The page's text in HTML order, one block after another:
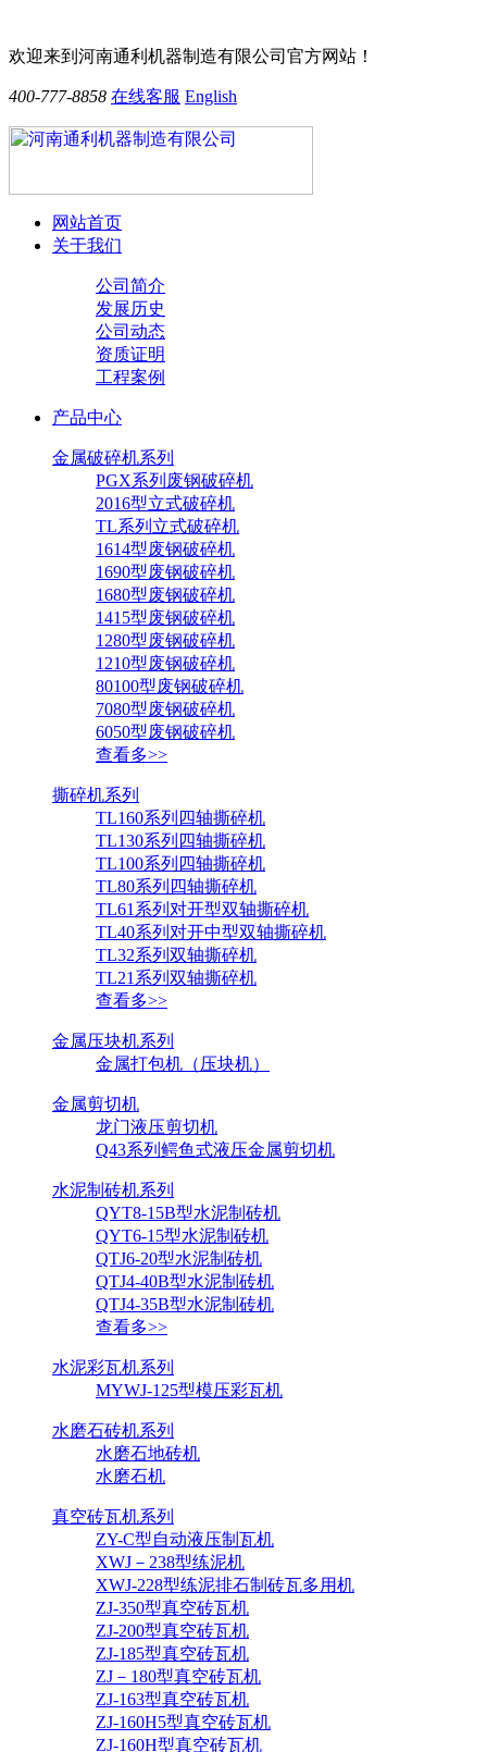
欢迎来到河南通利机器制造有限公司官方网站！
400-777-8858 在线客服 English
网站首页
关于我们
公司简介
发展历史
公司动态
资质证明
工程案例
产品中心
金属破碎机系列
PGX系列废钢破碎机
2016型立式破碎机
TL系列立式破碎机
1614型废钢破碎机
1690型废钢破碎机
1680型废钢破碎机
1415型废钢破碎机
1280型废钢破碎机
1210型废钢破碎机
80100型废钢破碎机
7080型废钢破碎机
6050型废钢破碎机
查看多>>
撕碎机系列
TL160系列四轴撕碎机
TL130系列四轴撕碎机
TL100系列四轴撕碎机
TL80系列四轴撕碎机
TL61系列对开型双轴撕碎机
TL40系列对开中型双轴撕碎机
TL32系列双轴撕碎机
TL21系列双轴撕碎机
查看多>>
金属压块机系列
金属打包机（压块机）
金属剪切机
龙门液压剪切机
Q43系列鳄鱼式液压金属剪切机
水泥制砖机系列
QYT8-15B型水泥制砖机
QYT6-15型水泥制砖机
QTJ6-20型水泥制砖机
QTJ4-40B型水泥制砖机
QTJ4-35B型水泥制砖机
查看多>>
水泥彩瓦机系列
MYWJ-125型模压彩瓦机
水磨石砖机系列
水磨石地砖机
水磨石机
真空砖瓦机系列
ZY-C型自动液压制瓦机
XWJ－238型练泥机
XWJ-228型练泥排石制砖瓦多用机
ZJ-350型真空砖瓦机
ZJ-200型真空砖瓦机
ZJ-185型真空砖瓦机
ZJ－180型真空砖瓦机
ZJ-163型真空砖瓦机
ZJ-160H5型真空砖瓦机
ZJ-160H型真空砖瓦机